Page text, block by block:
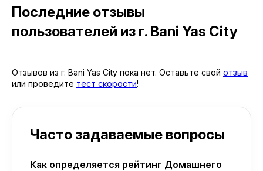
Последние отзывы
пользователей из г. Bani Yas City
Отзывов из г. Bani Yas City пока нет. Оставьте свой отзыв
или проведите тест скорости!
Часто задаваемые вопросы
Как определяется рейтинг Домашнего